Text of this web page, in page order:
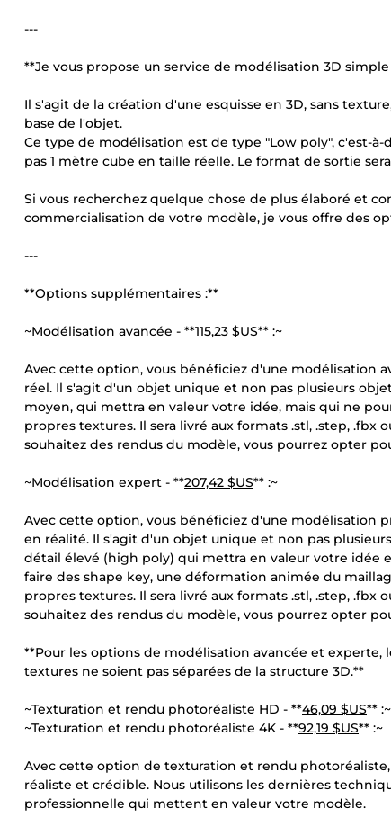
---
**Je vous propose un service de modélisation 3D simple
Il s'agit de la création d'une esquisse en 3D, sans
base de l'objet.
Ce type de modélisation est de type "Low poly", c'est-
pas 1 mètre cube en taille réelle. Le format de sortie
Si vous recherchez quelque chose de plus élaboré et
commercialisation de votre modèle, je vous offre des
---
**Options supplémentaires :**
~Modélisation avancée - **115,23 $US** :~
Avec cette option, vous bénéficiez d'une modélisation
réel. Il s'agit d'un objet unique et non pas plusieurs
moyen, qui mettra en valeur votre idée, mais qui ne
propres textures. Il sera livré aux formats .stl, .step,
souhaitez des rendus du modèle, vous pourrez opter
~Modélisation expert - **207,42 $US** :~
Avec cette option, vous bénéficiez d'une modélisation
en réalité. Il s'agit d'un objet unique et non pas
détail élevé (high poly) qui mettra en valeur votre idée
faire des shape key, une déformation animée du
propres textures. Il sera livré aux formats .stl, .step,
souhaitez des rendus du modèle, vous pourrez opter
**Pour les options de modélisation avancée et
textures ne soient pas séparées de la structure 3D.**
~Texturation et rendu photoréaliste HD - **46,09 $US** :~
~Texturation et rendu photoréaliste 4K - **92,19 $US** :~
Avec cette option de texturation et rendu
réaliste et crédible. Nous utilisons les dernières
professionnelle qui mettent en valeur votre modèle.